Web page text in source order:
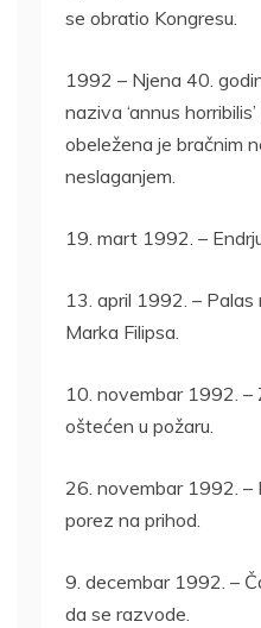
se obratio Kongresu.
1992 – Njena 40.
naziva ‘annus
obeležena je bračnim
neslaganjem.
19. mart 1992. –
13. april 1992. –
Marka Filipsa.
10. novembar 1992. –
oštećen u požaru.
26. novembar 1992. –
porez na prihod.
9. decembar 1992. –
da se razvode.